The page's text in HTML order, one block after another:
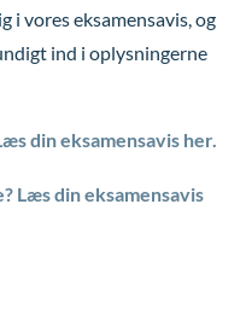
i vores eksamensavis, og
ind i oplysningerne
din eksamensavis her.
Læs din eksamensavis